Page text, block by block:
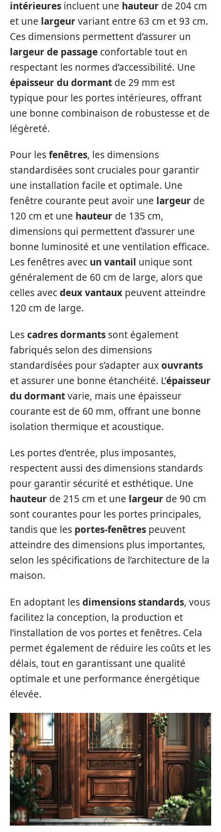
intérieures incluent une hauteur de 204 cm
et une largeurvariant entre 63 cm et 93 cm.
Ces dimensions permettent d’assurer un
largeur de passage confortable tout en
respectant les normes d’accessibilité. Une
épaisseur du dormant de 29 mm est
typique pour les portes intérieures, offrant
une bonne combinaison de robustesse et de
légèreté.
Pour lesfenêtres, les dimensions
standardisées sont cruciales pour garantir
une installation facile et optimale. Une
fenêtre courante peut avoir une largeur de
120 cm et une hauteur de 135 cm,
dimensions qui permettent d’assurer une
bonne luminosité et une ventilation efficace.
Les fenêtres avec un vantail unique sont
généralement de 60 cm de large, alors que
celles avecdeux vantaux peuvent atteindre
120 cm de large.
Lescadres dormants sont également
fabriqués selon des dimensions
standardisées pour s’adapter auxouvrants
et assurer une bonne étanchéité. L’épaisseur
du dormantvarie, mais une épaisseur
courante est de 60 mm, offrant une bonne
isolation thermique et acoustique.
Les portes d’entrée, plus imposantes,
respectent aussi des dimensions standards
pour garantir sécurité et esthétique. Une
hauteur de 215 cm et une largeur de 90 cm
sont courantes pour les portes principales,
tandis que les portes-fenêtres peuvent
atteindre des dimensions plus importantes,
selon les spécifications de l’architecture de la
maison.
En adoptant lesdimensions standards, vous
facilitez la conception, la production et
l’installation de vos portes et fenêtres. Cela
permet également de réduire les coûts et les
délais, tout en garantissant une qualité
optimale et une performance énergétique
élevée.